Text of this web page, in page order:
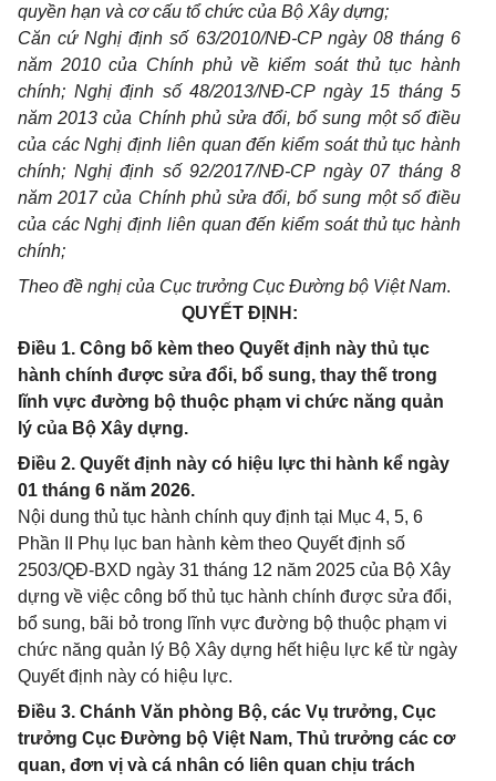
quyền hạn và cơ cấu tổ chức của Bộ Xây dựng;
Căn cứ Nghị định số 63/2010/NĐ-CP ngày 08 tháng 6
năm 2010 của Chính phủ về kiểm soát thủ tục hành
chính; Nghị định số 48/2013/NĐ-CP ngày 15 tháng 5
năm 2013 của Chính phủ sửa đổi, bổ sung một số điều
của các Nghị định liên quan đến kiểm soát thủ tục hành
chính; Nghị định số 92/2017/NĐ-CP ngày 07 tháng 8
năm 2017 của Chính phủ sửa đổi, bổ sung một số điều
của các Nghị định liên quan đến kiểm soát thủ tục hành
chính;
Theo đề nghị của Cục trưởng Cục Đường bộ Việt Nam.
QUYẾT ĐỊNH:
Điều 1. Công bố kèm theo Quyết định này thủ tục
hành chính được sửa đổi, bổ sung, thay thế trong
lĩnh vực đường bộ thuộc phạm vi chức năng quản
lý của Bộ Xây dựng.
Điều 2. Quyết định này có hiệu lực thi hành kể ngày
01 tháng 6 năm 2026.
Nội dung thủ tục hành chính quy định tại Mục 4, 5, 6
Phần II Phụ lục ban hành kèm theo Quyết định số
2503/QĐ-BXD ngày 31 tháng 12 năm 2025 của Bộ Xây
dựng về việc công bố thủ tục hành chính được sửa đổi,
bổ sung, bãi bỏ trong lĩnh vực đường bộ thuộc phạm vi
chức năng quản lý Bộ Xây dựng hết hiệu lực kể từ ngày
Quyết định này có hiệu lực.
Điều 3. Chánh Văn phòng Bộ, các Vụ trưởng, Cục
trưởng Cục Đường bộ Việt Nam, Thủ trưởng các cơ
quan, đơn vị và cá nhân có liên quan chịu trách